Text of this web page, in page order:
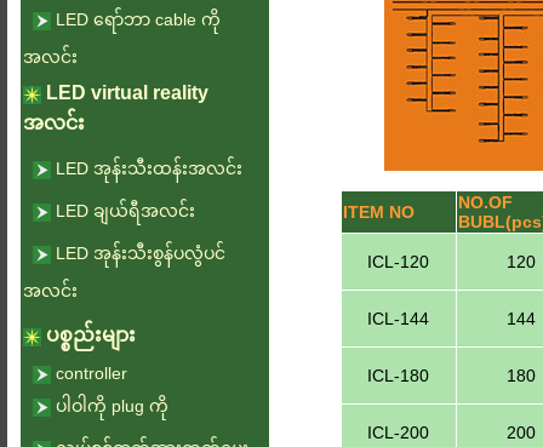
ITEM NO
NO.OF
ICL-120 120
ICL-144 144
ICL-180 180
ICL-200 200
LED ရော်ဘာ cable ကို
အလင်း
LED virtual reality
အလင်း
LED အုန်းသီးထန်းအလင်း
LED ချယ်ရီအလင်း
LED အုန်းသီးစွန်ပလွံပင်
အလင်း
ပစ္စည်းများ
controller
ပါဝါကို plug ကို